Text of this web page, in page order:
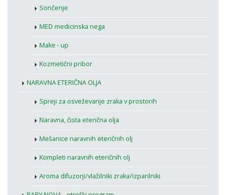
Sončenje
MED medicinska nega
Make - up
Kozmetični pribor
NARAVNA ETERIČNA OLJA
Spreji za osveževanje zraka v prostorih
Naravna, čista eterična olja
Mešanice naravnih eteričnih olj
Kompleti naravnih eteričnih olj
Aroma difuzorji/vlažilniki zraka/izparilniki